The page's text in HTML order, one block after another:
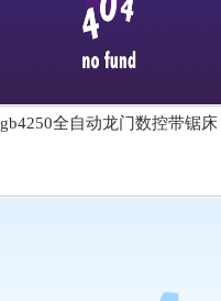
gb4250全自动龙门数控带锯床